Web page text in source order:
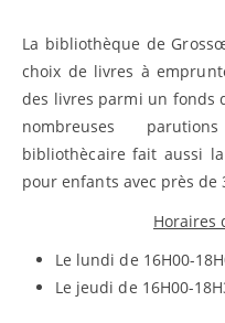
La bibliothèque de
choix de livres à
des livres parmi un fonds
nombreuses
bibliothècaire fait aussi
pour enfants avec près de
Horaires
Le lundi de 16H00-
Le jeudi de 16H00-